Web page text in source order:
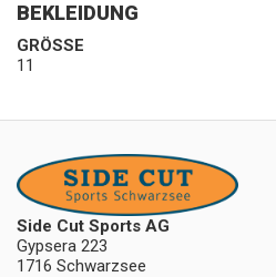
BEKLEIDUNG
GRÖSSE
11
Side Cut Sports AG
Gypsera 223
1716 Schwarzsee